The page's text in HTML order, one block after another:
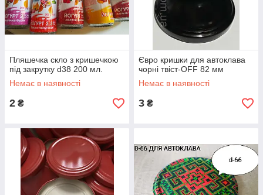
Пляшечка скло з кришечкою
під закрутку d38 200 мл.
Немає в наявності
2 ₴
Євро кришки для автоклава
чорні твіст-OFF 82 мм
Немає в наявності
3 ₴